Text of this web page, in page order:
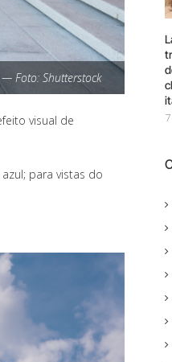
Foto: Shutterstock
visual de
para vistas do